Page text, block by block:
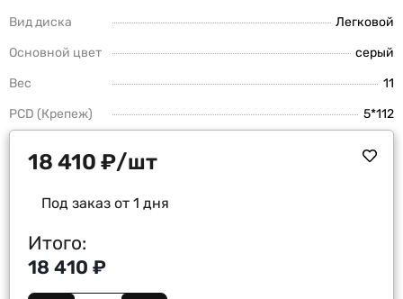
Вид диска
Легковой
Основной цвет
серый
Вес
11
PCD (Крепеж)
5*112
18 410 ₽/шт
Под заказ от 1 дня
Итого:
18 410 ₽